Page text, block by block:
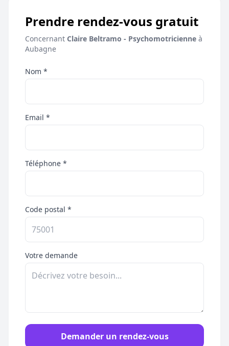
Prendre rendez-vous gratuit
Concernant Claire Beltramo - Psychomotricienne à
Aubagne
Nom *
Email *
Téléphone *
Code postal *
Votre demande
Demander un rendez-vous